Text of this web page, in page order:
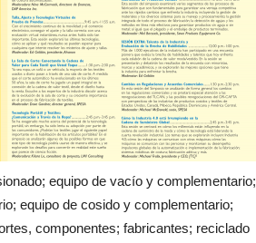
equipo de vacío y complementario;
equipo de cosido y complementario;
componentes; fabricantes; reciclado